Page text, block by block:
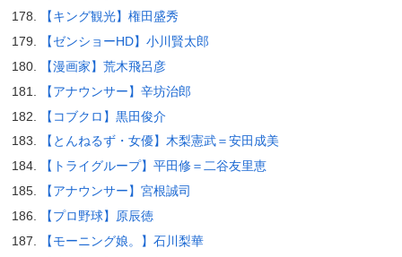
【キング観光】権田盛秀
【ゼンショーHD】小川賢太郎
【漫画家】荒木飛呂彦
【アナウンサー】辛坊治郎
【コブクロ】黒田俊介
【とんねるず・女優】木梨憲武＝安田成美
【トライグループ】平田修＝二谷友里恵
【アナウンサー】宮根誠司
【プロ野球】原辰徳
【モーニング娘。】石川梨華